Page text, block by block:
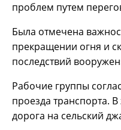
проблем путем
Была отмечена
прекращении огня и
последствий
Рабочие группы
проезда транспорта.
дорога на сельский